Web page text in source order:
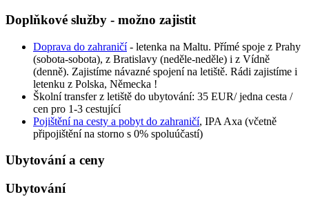
Doplňkové služby - možno zajistit
Doprava do zahraničí- letenka na Maltu. Přímé spoje z Prahy
(sobota-sobota), z Bratislavy (neděle-neděle) i z Vídně
(denně). Zajistíme návazné spojení na letiště. Rádi zajistíme i
letenku z Polska, Německa !
Školní transfer z letiště do ubytování: 35 EUR/ jedna cesta /
cen pro 1-3 cestující
Pojištění na cesty a pobyt do zahraničí, IPA Axa (včetně
připojištění na storno s 0% spoluúčastí)
Ubytování a ceny
Ubytování